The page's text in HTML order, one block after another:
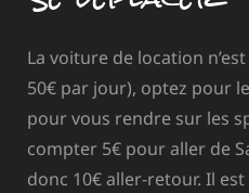
La voiture de location
50€ par jour), optez pour
pour vous rendre sur les
compter 5€ pour aller de
donc 10€ aller-retour. Il